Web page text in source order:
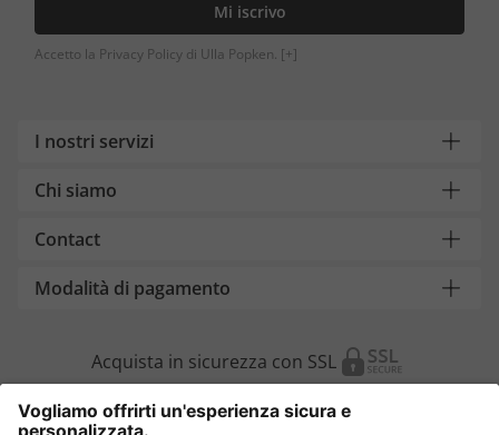
Mi iscrivo
Accetto la Privacy Policy di Ulla Popken. [+]
I nostri servizi
Chi siamo
Contact
Modalità di pagamento
Acquista in sicurezza con SSL